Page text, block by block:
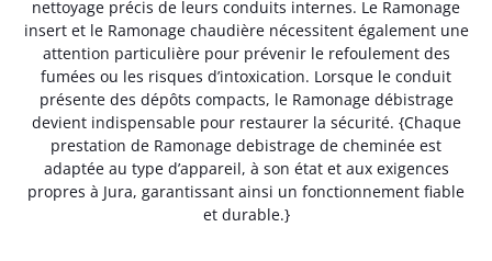
nettoyage précis de leurs conduits internes. Le Ramonage
insert et le Ramonage chaudière nécessitent également une
attention particulière pour prévenir le refoulement des
fumées ou les risques d’intoxication. Lorsque le conduit
présente des dépôts compacts, le Ramonage débistrage
devient indispensable pour restaurer la sécurité. {Chaque
prestation de Ramonage debistrage de cheminée est
adaptée au type d’appareil, à son état et aux exigences
propres à Jura, garantissant ainsi un fonctionnement fiable
et durable.}